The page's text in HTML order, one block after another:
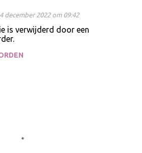
4 december 2022 om 09:42
is verwijderd door een